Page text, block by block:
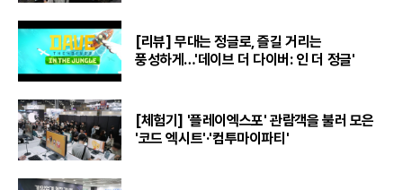
[리뷰] 무대는 정글로, 즐길 거리는
풍성하게…'데이브 더 다이버: 인 더 정글'
[체험기] '플레이엑스포' 관람객을 불러 모은
'코드 엑시트'·'컴투마이파티'